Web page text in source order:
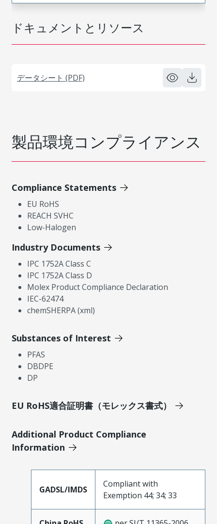
ドキュメントとリソース
データシート (PDF)
製品環境コンプライアンス
Compliance Statements
EU RoHS
REACH SVHC
Low-Halogen
Industry Documents
IPC 1752A Class C
IPC 1752A Class D
Molex Product Compliance Declaration
IEC-62474
chemSHERPA (xml)
Substances of Interest
PFAS
DBDPE
DP
EU RoHS適合証明書（モレックス書式）
Additional Product Compliance
Information
GADSL/IMDS
Compliant with
Exemption 44; 34; 33